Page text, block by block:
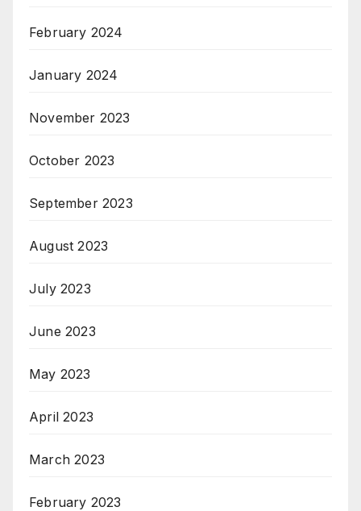
February 2024
January 2024
November 2023
October 2023
September 2023
August 2023
July 2023
June 2023
May 2023
April 2023
March 2023
February 2023